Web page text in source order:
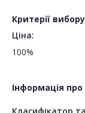
Критерії
Ціна:
100%
Інформація